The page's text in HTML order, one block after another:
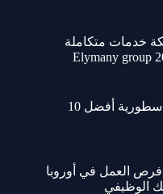
خدمات متكاملة
استكشف علامات تجارية أسطورية أفضل 10
عن فرص العمل في أوروبا
الوظيفي